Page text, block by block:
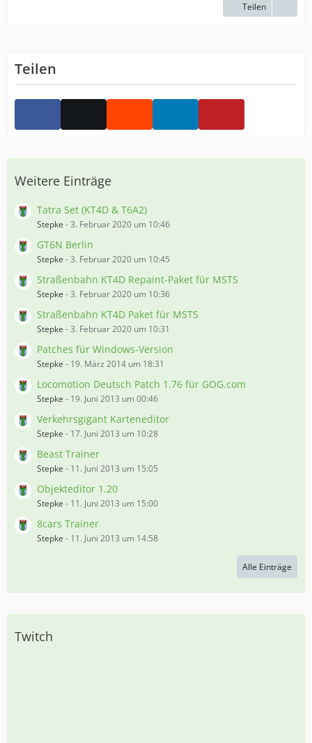
Teilen
Teilen
Weitere Einträge
Tatra Set (KT4D & T6A2)
Stepke -3. Februar 2020 um 10:46
GT6N Berlin
Stepke -3. Februar 2020 um 10:45
Straßenbahn KT4D Repaint-Paket für MSTS
Stepke -3. Februar 2020 um 10:36
Straßenbahn KT4D Paket für MSTS
Stepke -3. Februar 2020 um 10:31
Patches für Windows-Version
Stepke - 19. März 2014 um 18:31
Locomotion Deutsch Patch 1.76 für GOG.com
Stepke - 19. Juni 2013 um 00:46
Verkehrsgigant Karteneditor
Stepke - 17. Juni 2013 um 10:28
Beast Trainer
Stepke - 11. Juni 2013 um 15:05
Objekteditor 1.20
Stepke - 11. Juni 2013 um 15:00
8cars Trainer
Stepke - 11. Juni 2013 um 14:58
Alle Einträge
Twitch